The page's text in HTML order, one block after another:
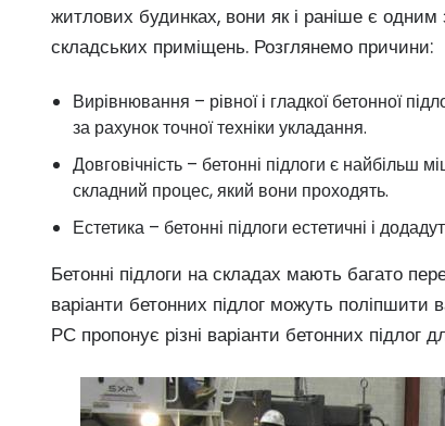
житлових будинках, вони як і раніше є одним
складських приміщень. Розглянемо причини:
Вирівнювання – рівної і гладкої бетонної
за рахунок точної техніки укладання.
Довговічність – бетонні підлоги є найбільш
складний процес, який вони проходять.
Естетика – бетонні підлоги естетичні і
Бетонні підлоги на складах мають багато
варіанти бетонних підлог можуть поліпшити
РС пропонує різні варіанти бетонних підлог